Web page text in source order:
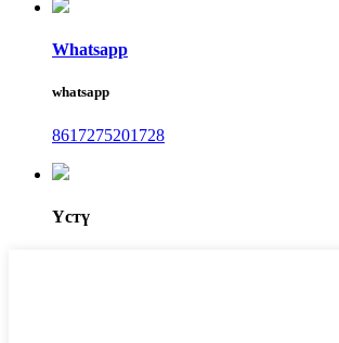
Whatsapp
whatsapp
8617275201728
Үстү